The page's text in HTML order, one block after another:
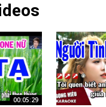
00:05:29